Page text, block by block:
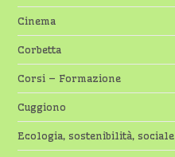
Cinema
Corbetta
Corsi – Formazione
Cuggiono
Ecologia, sostenibilità, sociale